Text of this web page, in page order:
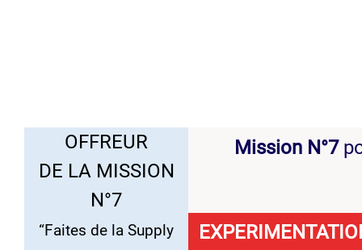
OFFREUR
DE LA MISSION
N°7
“Faites de la Supply
Mission N°7